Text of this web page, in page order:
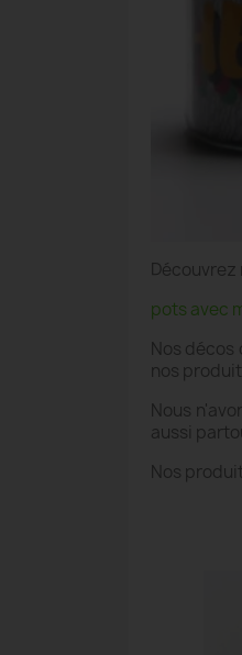
Découvrez
pots avec
Nos
nos
Nous
aussi
Nos